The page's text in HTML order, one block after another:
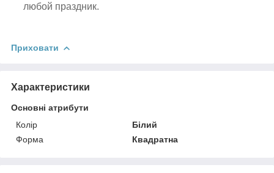
любой праздник.
Приховати
Характеристики
Основні атрибути
Колір
Білий
Форма
Квадратна